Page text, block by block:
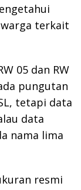
terkait
05 dan RW
pungutan
tetapi data
data
nama lima
resmi